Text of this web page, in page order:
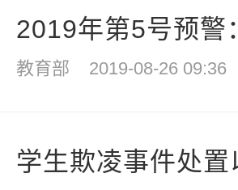
2019年第5号预警
教育部 2019-08-26 09:36
学生欺凌事件处